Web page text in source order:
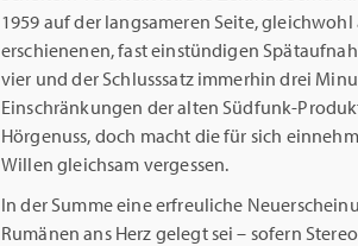
1959 auf der langsameren Seite,
erschienenen, fast einstündigen
vier und der Schlusssatz immerhin drei
Einschränkungen der alten Südfunk-
Hörgenuss, doch macht die für sich
Willen gleichsam vergessen.
In der Summe eine erfreuliche
Rumänen ans Herz gelegt sei – sofern